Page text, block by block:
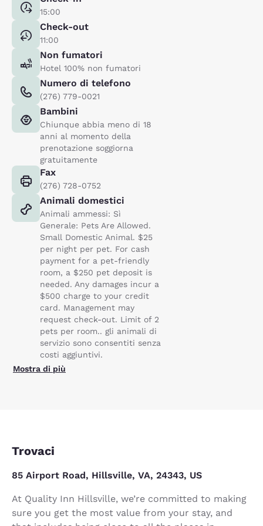
15:00
Check-out
11:00
Non fumatori
Hotel 100% non fumatori
Numero di telefono
(276) 779-0021
Bambini
Chiunque abbia meno di 18
anni al momento della
prenotazione soggiorna
gratuitamente
Fax
(276) 728-0752
Animali domestici
Animali ammessi: Sì
Generale: Pets Are Allowed.
Small Domestic Animal. $25
per night per pet. For cash
payment for a pet-friendly
room, a $250 pet deposit is
needed. Any damages incur a
$500 charge to your credit
card. Management may
request check-out. Limit of 2
pets per room.. gli animali di
servizio sono consentiti senza
costi aggiuntivi.
Mostra di più
Trovaci
85 Airport Road, Hillsville, VA, 24343, US
At Quality Inn Hillsville, we’re committed to making
sure you get the most value from your stay, and